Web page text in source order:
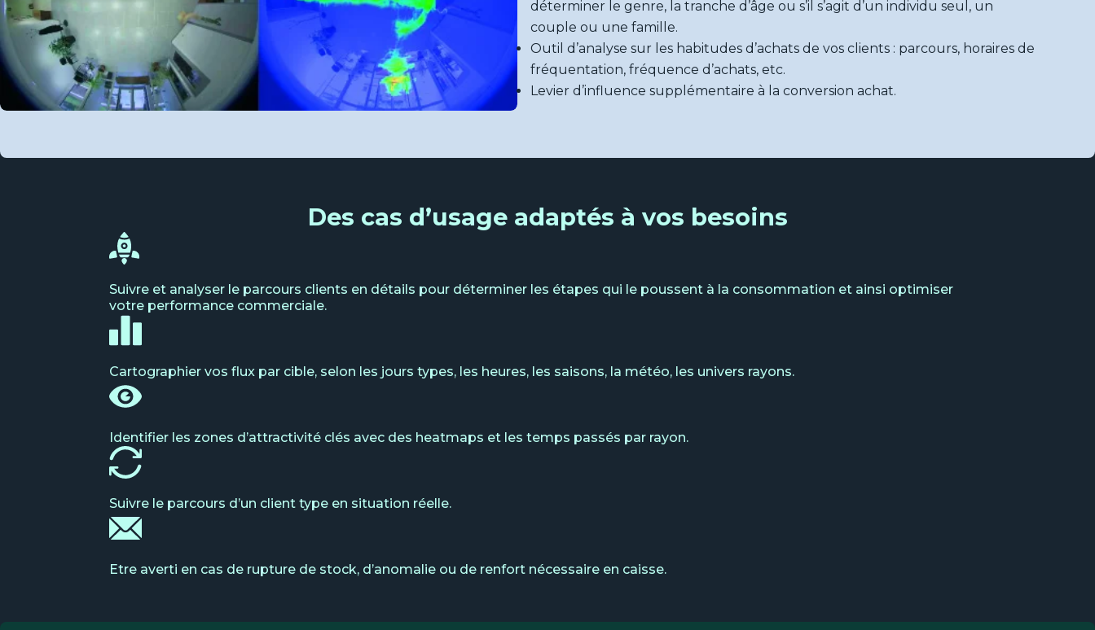
déterminer le genre, la tranche d’âge ou s’il s’agit d’un individu seul, un
couple ou une famille.
Outil d’analyse sur les habitudes d’achats de vos clients : parcours, horaires de
fréquentation, fréquence d’achats, etc.
Levier d’influence supplémentaire à la conversion achat.
Des cas d’usage adaptés à vos besoins
Suivre et analyser le parcours clients en détails pour déterminer les étapes qui le poussent à la consommation et ainsi optimiser
votre performance commerciale.
Cartographier vos flux par cible, selon les jours types, les heures, les saisons, la météo, les univers rayons.
Identifier les zones d’attractivité clés avec des heatmaps et les temps passés par rayon.
Suivre le parcours d’un client type en situation réelle.
Etre averti en cas de rupture de stock, d’anomalie ou de renfort nécessaire en caisse.